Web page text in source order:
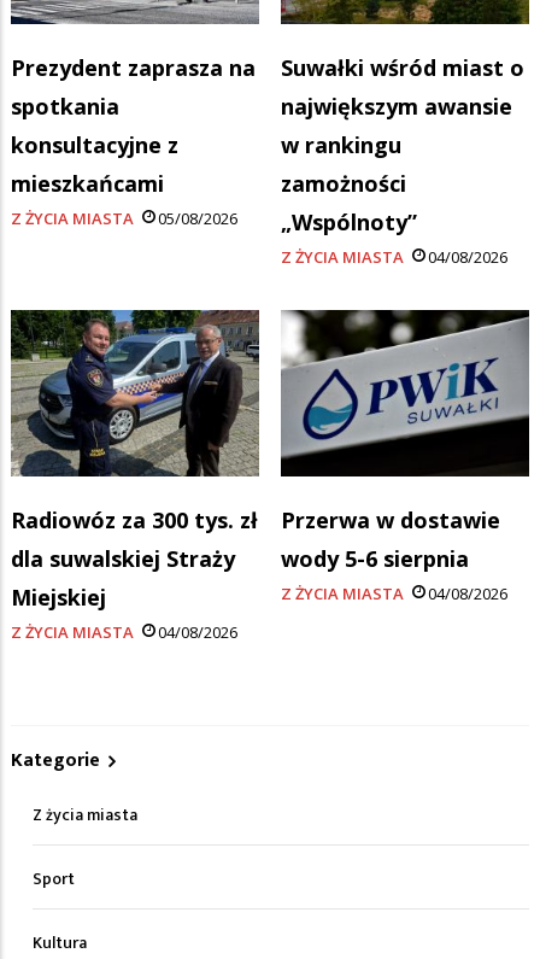
Prezydent zaprasza na
spotkania
konsultacyjne z
mieszkańcami
Z ŻYCIA MIASTA 05/08/2026
Suwałki wśród miast o
największym awansie
w rankingu
zamożności
„Wspólnoty”
Z ŻYCIA MIASTA 04/08/2026
Radiowóz za 300 tys. zł
dla suwalskiej Straży
Miejskiej
Z ŻYCIA MIASTA 04/08/2026
Przerwa w dostawie
wody 5-6 sierpnia
Z ŻYCIA MIASTA 04/08/2026
Kategorie
Z życia miasta
Sport
Kultura